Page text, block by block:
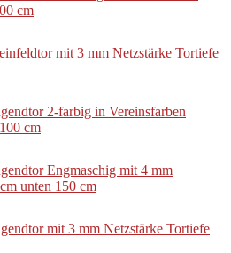
cm
mit 3 mm Netzstärke Tortiefe
2-farbig in Vereinsfarben
cm
Engmaschig mit 4 mm
unten 150 cm
mit 3 mm Netzstärke Tortiefe